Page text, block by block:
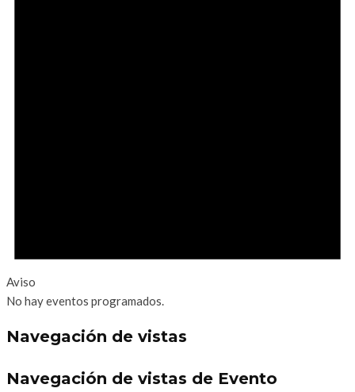
Aviso
No hay eventos programados.
Navegación de vistas
Navegación de vistas de Evento